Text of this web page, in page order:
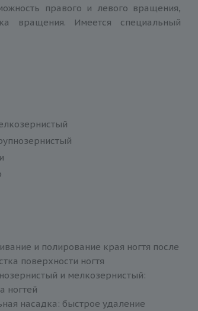
правого и левого вращения,
вращения. Имеется специальный
и полирование края ногтя после
поверхности ногтя
и мелкозернистый:
ногтей
насадка: быстрое удаление